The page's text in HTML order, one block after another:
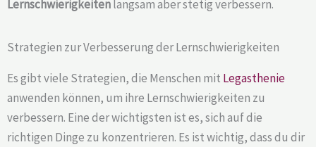
Lernschwierigkeitenlangsam aber stetig verbessern.
Strategien zur Verbesserung der Lernschwierigkeiten
Es gibt viele Strategien, die Menschen mit Legasthenie
anwenden können, um ihre Lernschwierigkeiten zu
verbessern. Eine der wichtigsten ist es, sich auf die
richtigen Dinge zu konzentrieren. Es ist wichtig, dass du dir